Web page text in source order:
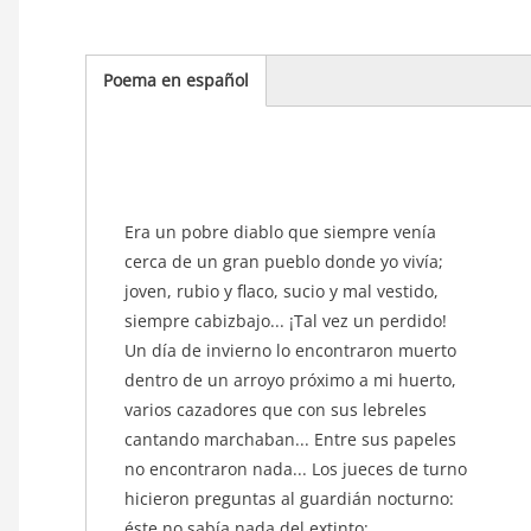
Poema en español
Era un pobre diablo que siempre venía
cerca de un gran pueblo donde yo vivía;
joven, rubio y flaco, sucio y mal vestido,
siempre cabizbajo... ¡Tal vez un perdido!
Un día de invierno lo encontraron muerto
dentro de un arroyo próximo a mi huerto,
varios cazadores que con sus lebreles
cantando marchaban... Entre sus papeles
no encontraron nada... Los jueces de turno
hicieron preguntas al guardián nocturno: